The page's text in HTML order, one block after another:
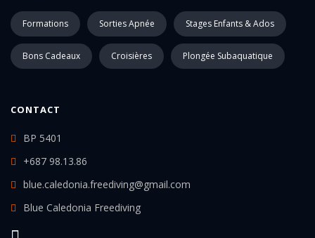
Formations Sorties Apnée Stages Enfants & Ados
Bons Cadeaux Croisières Plongée Subaquatique
CONTACT
BP 5401
+687 98.13.86
blue.caledonia.freediving@gmail.com
Blue Caledonia Freediving